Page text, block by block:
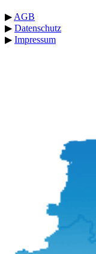
▶ AGB
▶ Datenschutz
▶ Impressum